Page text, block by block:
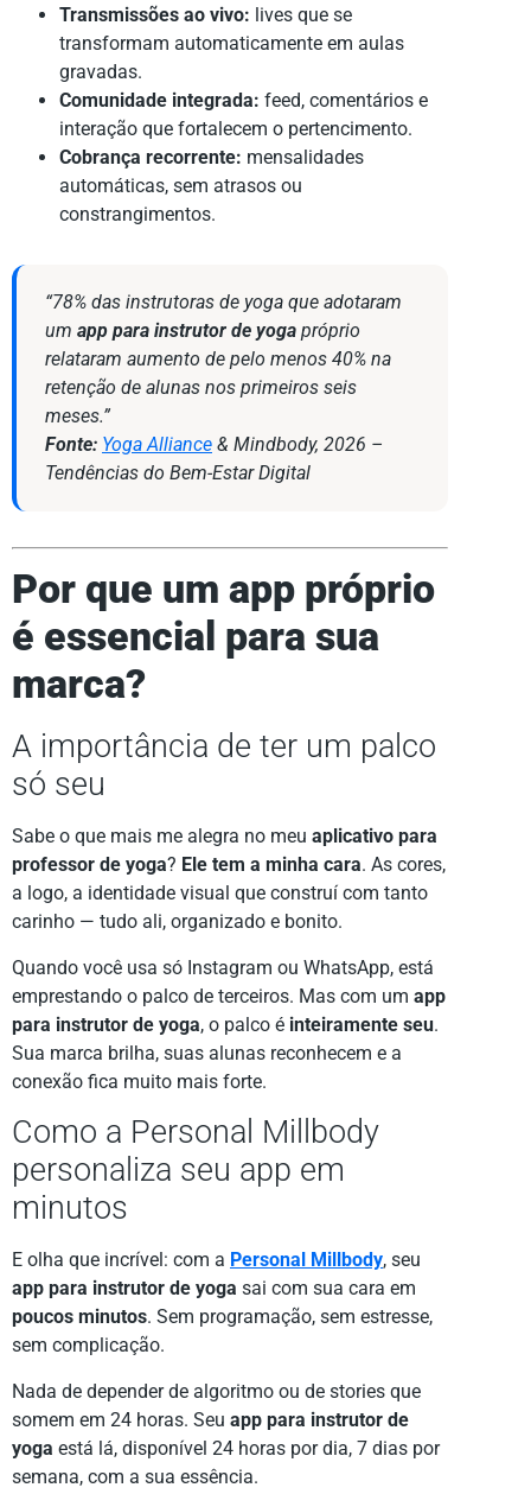
Transmissões ao vivo: lives que se
transformam automaticamente em aulas
gravadas.
Comunidade integrada: feed, comentários e
interação que fortalecem o pertencimento.
Cobrança recorrente: mensalidades
automáticas, sem atrasos ou
constrangimentos.
“78% das instrutoras de yoga que adotaram
um app para instrutor de yoga próprio
relataram aumento de pelo menos 40% na
retenção de alunas nos primeiros seis
meses.”
Fonte: Yoga Alliance & Mindbody, 2026 –
Tendências do Bem-Estar Digital
Por que um app próprio
é essencial para sua
marca?
A importância de ter um palco
só seu
Sabe o que mais me alegra no meu aplicativo para
professor de yoga? Ele tem a minha cara. As cores,
a logo, a identidade visual que construí com tanto
carinho — tudo ali, organizado e bonito.
Quando você usa só Instagram ou WhatsApp, está
emprestando o palco de terceiros. Mas com um app
para instrutor de yoga, o palco é inteiramente seu.
Sua marca brilha, suas alunas reconhecem e a
conexão fica muito mais forte.
Como a Personal Millbody
personaliza seu app em
minutos
E olha que incrível: com a Personal Millbody, seu
app para instrutor de yoga sai com sua cara em
poucos minutos. Sem programação, sem estresse,
sem complicação.
Nada de depender de algoritmo ou de stories que
somem em 24 horas. Seu app para instrutor de
yoga está lá, disponível 24 horas por dia, 7 dias por
semana, com a sua essência.